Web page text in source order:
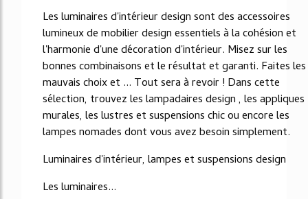
Les luminaires d'intérieur design sont des accessoires
lumineux de mobilier design essentiels à la cohésion et
l'harmonie d'une décoration d'intérieur. Misez sur les
bonnes combinaisons et le résultat et garanti. Faites les
mauvais choix et ... Tout sera à revoir ! Dans cette
sélection, trouvez les lampadaires design , les appliques
murales, les lustres et suspensions chic ou encore les
lampes nomades dont vous avez besoin simplement.
Luminaires d'intérieur, lampes et suspensions design
Les luminaires...